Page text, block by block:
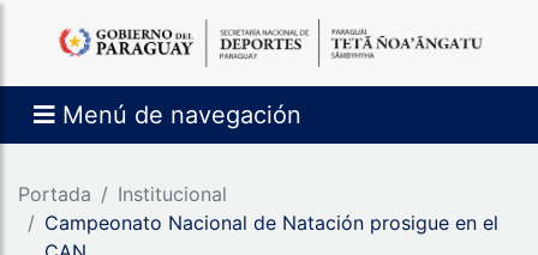
Menú de navegación
Portada
Institucional
Campeonato Nacional de Natación prosigue en el